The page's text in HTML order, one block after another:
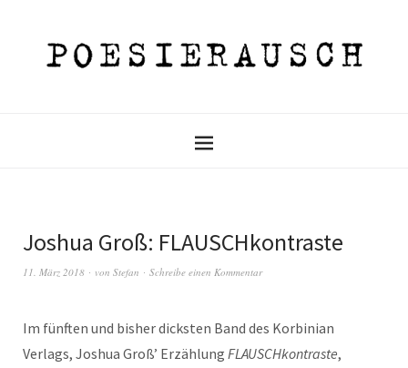
Joshua Groß: FLAUSCHkontraste
11. März 2018 von Stefan Schreibe einen Kommentar
Im fünften und bisher dicksten Band des Korbinian
Verlags, Joshua Groß’ Erzählung FLAUSCHkontraste,